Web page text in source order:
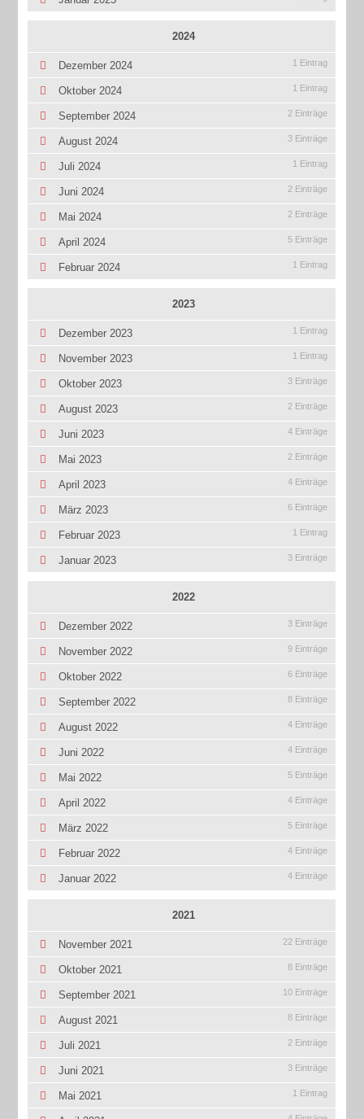
2024
Dezember 2024 1 Eintrag
Oktober 2024 1 Eintrag
September 2024 2 Einträge
August 2024 3 Einträge
Juli 2024 1 Eintrag
Juni 2024 2 Einträge
Mai 2024 2 Einträge
April 2024 5 Einträge
Februar 2024 1 Eintrag
2023
Dezember 2023 1 Eintrag
November 2023 1 Eintrag
Oktober 2023 3 Einträge
August 2023 2 Einträge
Juni 2023 4 Einträge
Mai 2023 2 Einträge
April 2023 4 Einträge
März 2023 6 Einträge
Februar 2023 1 Eintrag
Januar 2023 3 Einträge
2022
Dezember 2022 3 Einträge
November 2022 9 Einträge
Oktober 2022 6 Einträge
September 2022 8 Einträge
August 2022 4 Einträge
Juni 2022 4 Einträge
Mai 2022 5 Einträge
April 2022 4 Einträge
März 2022 5 Einträge
Februar 2022 4 Einträge
Januar 2022 4 Einträge
2021
November 2021 22 Einträge
Oktober 2021 8 Einträge
September 2021 10 Einträge
August 2021 8 Einträge
Juli 2021 2 Einträge
Juni 2021 3 Einträge
Mai 2021 1 Eintrag